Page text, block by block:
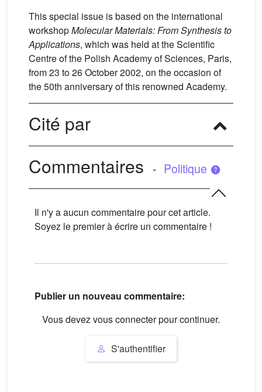
This special issue is based on the international
workshopMolecular Materials: From Synthesis to
Applications, which was held at the Scientific
Centre of the Polish Academy of Sciences, Paris,
from 23 to 26 October 2002, on the occasion of
the 50th anniversary of this renowned Academy.
Cité par
Commentaires - Politique
Il n'y a aucun commentaire pour cet article.
Soyez le premier à écrire un commentaire !
Publier un nouveau commentaire:
Vous devez vous connecter pour continuer.
S'authentifier